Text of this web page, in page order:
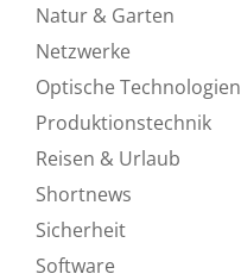
Natur & Garten
Netzwerke
Optische Technologien
Produktionstechnik
Reisen & Urlaub
Shortnews
Sicherheit
Software